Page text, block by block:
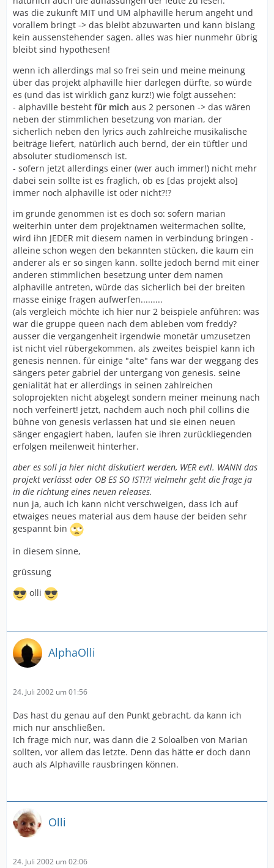
was die zukunft MIT und UM alphaville herum angeht und
vorallem bringt -> das bleibt abzuwarten und kann bislang
kein aussenstehender sagen. alles was hier nunmehr übrig
bleibt sind hypothesen!
wenn ich allerdings mal so frei sein und meine meinung
über das projekt alphaville hier darlegen dürfte, so würde
es (und das ist wirklich ganz kurz!) wie folgt aussehen:
- alphaville besteht für mich aus 2 personen -> das wären
neben der stimmlichen besetzung von marian, der
sicherlich neben den lyrics auch zahlreiche musikalische
beiträge liefert, natürlich auch bernd, der ein tüftler und
absoluter studiomensch ist.
- sofern jetzt allerdings einer (wer auch immer!) nicht mehr
dabei sein sollte ist es fraglich, ob es [das projekt also]
immer noch alphaville ist oder nicht?!?
im grunde genommen ist es doch so: sofern marian
weiterhin unter dem projektnamen weitermachen sollte,
wird ihn JEDER mit diesem namen in verbindung bringen -
alleine schon wegen den bekannten stücken, die kaum ein
anderer als er so singen kann. sollte jedoch bernd mit einer
anderen stimmlichen besetzung unter dem namen
alphaville antreten, würde das sicherlich bei der breiten
masse einige fragen aufwerfen.........
(als vergleich möchte ich hier nur 2 beispiele anführen: was
war die gruppe queen nach dem ableben vom freddy?
ausser die vergangenheit irgendwie monetär umzusetzen
ist nicht viel rübergekommen. als zweites beispiel kann ich
genesis nennen. für einige "alte" fans war der weggang des
sängers peter gabriel der untergang von genesis. seine
genialität hat er allerdings in seinen zahlreichen
soloprojekten nicht abgelegt sondern meiner meinung nach
noch verfeinert! jetzt, nachdem auch noch phil collins die
bühne von genesis verlassen hat und sie einen neuen
sänger engagiert haben, laufen sie ihren zurückliegenden
erfolgen meilenweit hinterher.
aber es soll ja hier nicht diskutiert werden, WER evtl. WANN das
projekt verlässt oder OB ES SO IST!?! vielmehr geht die frage ja
in die richtung eines neuen releases.
nun ja, auch ich kann nicht verschweigen, dass ich auf
etwaiges neues material aus dem hause der beiden sehr
gespannt bin
in diesem sinne,
grüssung
olli
AlphaOlli
24. Juli 2002 um 01:56
Das hast du genau auf den Punkt gebracht, da kann ich
mich nur anschließen.
Ich frage mich nur, was dann die 2 Soloalben von Marian
sollten, vor allem das letzte. Denn das hätte er doch dann
auch als Alphaville rausbringen können.
Olli
24. Juli 2002 um 02:06